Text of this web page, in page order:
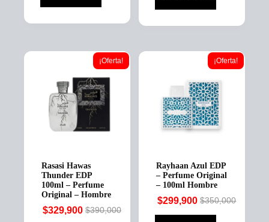
¡Oferta!
Rasasi Hawas
Thunder EDP
100ml – Perfume
Original – Hombre
$390,000
Original
$329,900
Current
¡Oferta!
Rayhaan Azul EDP
– Perfume Original
– 100ml Hombre
$350,000
Original
$299,900
Current